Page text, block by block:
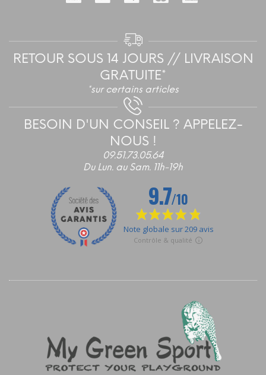
RETOUR SOUS 14 JOURS // LIVRAISON
GRATUITE*
*sur certains articles
BESOIN D'UN CONSEIL ? APPELEZ-
NOUS !
09.51.73.05.64
Du Lun. au Sam. 11h-19h